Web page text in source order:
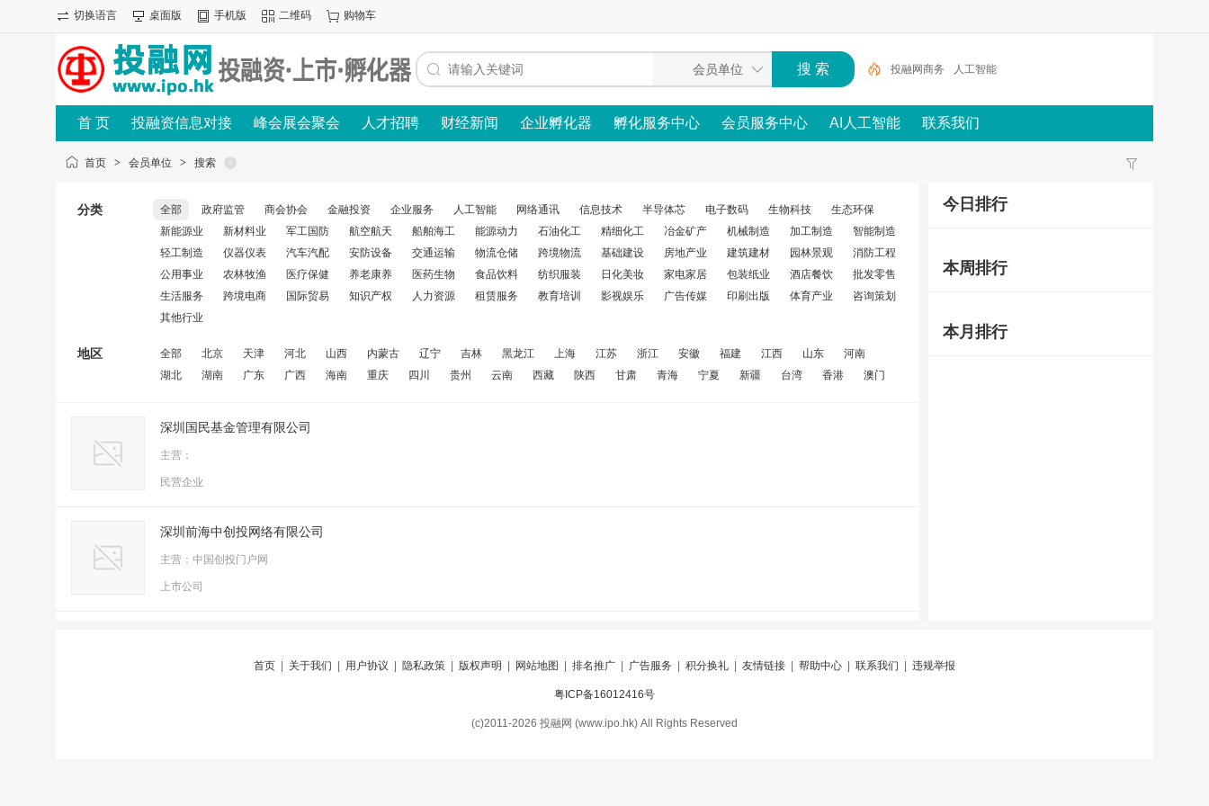
切换语言 桌面版 手机版 二维码 购物车
投融网商务 人工智能
首 页 投融资信息对接 峰会展会聚会 人才招聘 财经新闻 企业孵化器 孵化服务中心 会员服务中心 AI人工智能 联系我们
首页 > 会员单位 > 搜索
分类 全部 政府监管 商会协会 金融投资 企业服务 人工智能 网络通讯 信息技术 半导体芯 电子数码 生物科技
生态环保
新能源业
新材料业 军工国防 航空航天 船舶海工 能源动力 石油化工 精细化工 冶金矿产 机械制造 加工制造
智能制造
轻工制造
仪器仪表 汽车汽配 安防设备 交通运输 物流仓储 跨境物流 基础建设 房地产业 建筑建材 园林景观
消防工程
公用事业
农林牧渔 医疗保健 养老康养 医药生物 食品饮料 纺织服装 日化美妆 家电家居 包装纸业 酒店餐饮
批发零售
生活服务
跨境电商 国际贸易 知识产权 人力资源 租赁服务 教育培训 影视娱乐 广告传媒 印刷出版 体育产业
咨询策划
其他行业
地区 全部 北京 天津 河北 山西 内蒙古 辽宁 吉林 黑龙江 上海 江苏 浙江 安徽 福建 江西 山东
河南
湖北
湖南 广东 广西 海南 重庆 四川 贵州 云南 西藏 陕西 甘肃 青海 宁夏 新疆 台湾 香港 澳门
深圳国民基金管理有限公司
主营：
民营企业
深圳前海中创投网络有限公司
主营：中国创投门户网
上市公司
今日排行
本周排行
本月排行
首页 关于我们 用户协议 隐私政策 版权声明 网站地图 排名推广 广告服务 积分换礼 友情链接 帮助中心 联系我们 违规举报
粤ICP备16012416号
(c)2011-2026 投融网 (www.ipo.hk) All Rights Reserved